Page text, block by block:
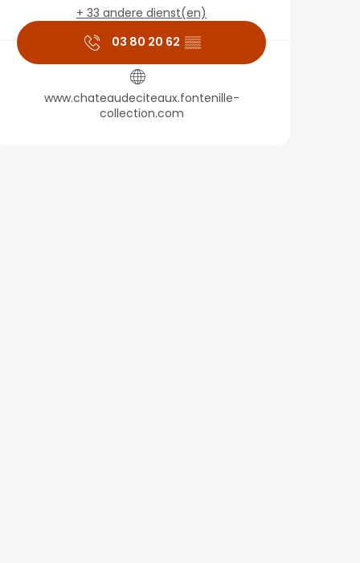
+ 33 andere dienst(en)
03 80 20 62 ▒▒
www.chateaudeciteaux.fontenille-
collection.com